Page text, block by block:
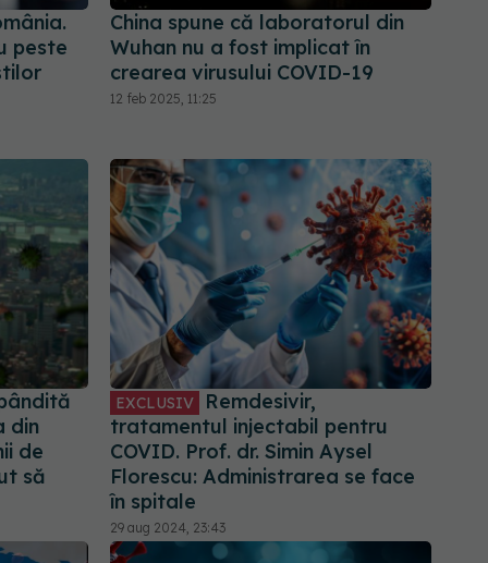
peste
China spune că laboratorul din
Wuhan nu a fost implicat în
crearea virusului COVID-19
12 feb 2025, 11:25
din
de
să
EXCLUSIV
Remdesivir,
tratamentul injectabil pentru
COVID. Prof. dr. Simin Aysel
Florescu: Administrarea se face
în spitale
29 aug 2024, 23:43